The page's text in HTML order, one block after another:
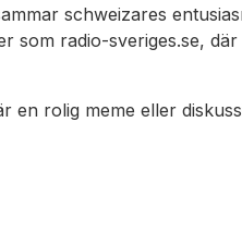
schweizares
som radio-sveriges.se,
en rolig meme eller